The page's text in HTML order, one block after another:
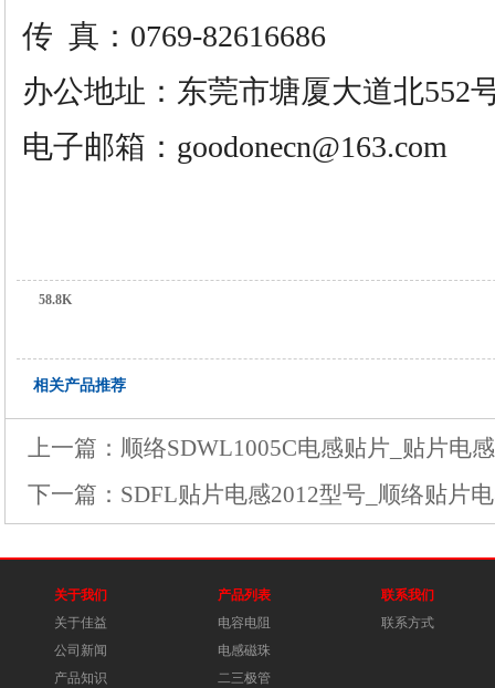
传 真：0769-82616686
办公地址：东莞市塘厦大道北552
电子邮箱： goodonecn@163.com
58.8K
相关产品推荐
上一篇： 顺络SDWL1005C电感贴片_贴片电
下一篇： SDFL贴片电感2012型号_顺络贴片
关于我们
关于佳益
公司新闻
产品知识
产品列表
电容电阻
电感磁珠
二三极管
联系我们
联系方式